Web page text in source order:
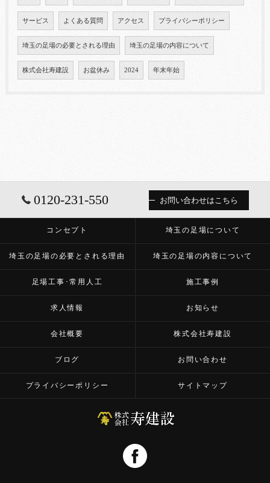
サービス よくある質問 アクセス プライバシーポリシー
埼玉の足場の必要とされる理由 埼玉の足場の内容について
株式会社寿建設 お盆休み 2024 年末年始
0120-231-550 お問い合わせはこちら
コンセプト 埼玉の足場について
埼玉の足場の必要とされる理由 埼玉の足場の内容について
足場工事･常用人工 施工事例
求人情報 お知らせ
会社概要 株式会社寿建設
ブログ お問い合わせ
プライバシーポリシー サイトマップ